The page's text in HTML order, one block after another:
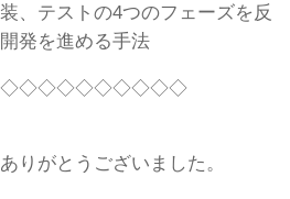
、テストの4つのフェーズを反
発を進める手法
りがとうございました。